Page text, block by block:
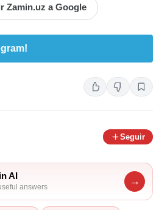
Zamin.uz a Google
Seguir
AI
answers
→